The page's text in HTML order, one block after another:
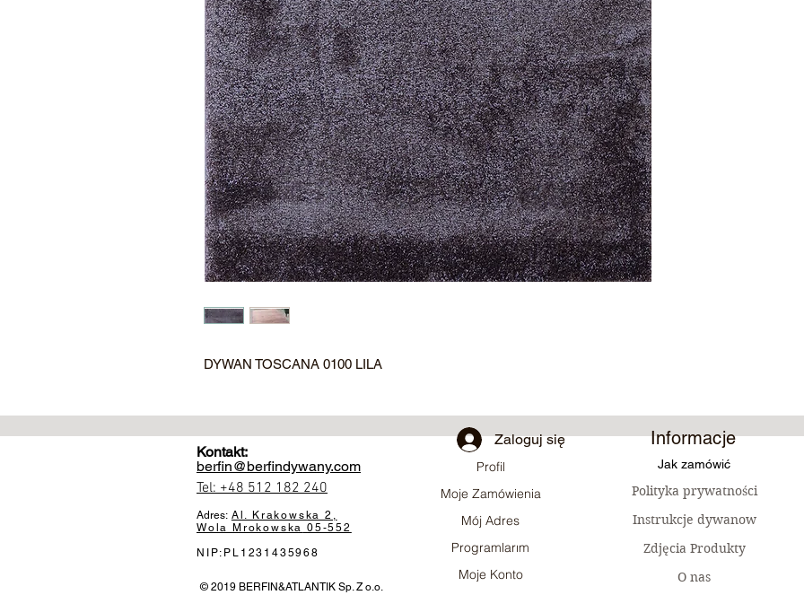
DYWAN TOSCANA 0100 LILA
Kontakt:
berfin@berfindywany.com
Tel: +48 512 182 240
Adres: Al. Krakowska 2,
Wola Mrokowska 05-552
NIP:PL1231435968
© 2019 BERFIN&ATLANTIK Sp. Z o.o.
Zaloguj się Informacje
Profil
Moje Zamówienia
Mój Adres
Programlarım
Moje Konto
Jak zamówić
Polityka prywatności
Instrukcje dywanow
Zdjęcia Produkty
O nas